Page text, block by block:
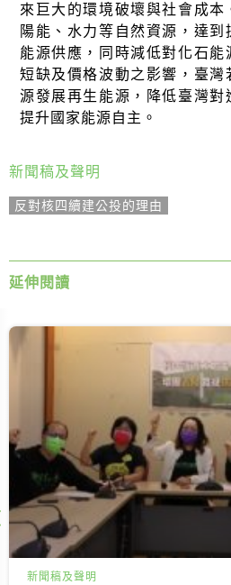
來巨大的環境破壞與社會成
陽能、水力等自然資源，達
能源供應，同時減低對化石
短缺及價格波動之影響，臺灣
源發展再生能源，降低臺灣對
提升國家能源自主。
新聞稿及聲明
反對核四續建公投的理由
延伸閱讀
新聞稿及聲明